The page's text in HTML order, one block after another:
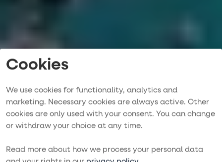
Cookies
We use cookies for functionality, analytics and
marketing. Necessary cookies are always active. Other
cookies are only used with your consent. You can change
or withdraw your choice at any time.
Read more about how we process your personal data
Segla i Italien
Sök resa